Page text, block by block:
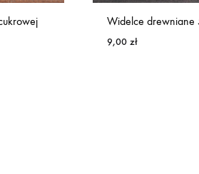
Widelce drewniane
9,00 zł